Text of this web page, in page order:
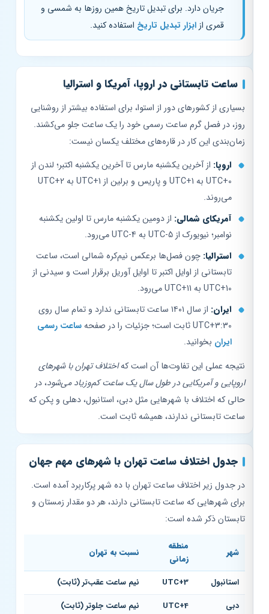
جریان دارد. برای تبدیل تاریخ همین روزها به شمسی و
قمری ازابزار تبدیل تاریخاستفاده کنید.
ساعت تابستانی در اروپا، آمریکا و استرالیا
بسیاری از کشورهای دور از استوا، برای استفاده بیشتر از روشنایی
روز، در فصل گرم ساعت رسمی خود را یک ساعت جلو می‌کشند.
زمان‌بندی این کار در قاره‌های مختلف یکسان نیست:
اروپا:از آخرین یکشنبه مارس تا آخرین یکشنبه اکتبر؛ لندن از
UTC+0 به UTC+1 و پاریس و برلین از UTC+1 به UTC+2
می‌روند.
آمریکای شمالی:از دومین یکشنبه مارس تا اولین یکشنبه
نوامبر؛ نیویورک از UTC-5 به UTC-4 می‌رود.
استرالیا:چون فصل‌ها برعکس نیم‌کره شمالی است، ساعت
تابستانی از اوایل اکتبر تا اوایل آوریل برقرار است و سیدنی از
UTC+10 به UTC+11 می‌رود.
ایران:
از سال ۱۴۰۱ ساعت تابستانی ندارد و تمام سال روی
UTC+3:30 ثابت است؛ جزئیات را در صفحه
ساعت رسمی
ایرانبخوانید.
نتیجه عملی این تفاوت‌ها آن است کهاختلاف تهران با شهرهای
اروپایی و آمریکایی در طول سال یک ساعت کم‌وزیاد می‌شود، در
حالی که اختلاف با شهرهایی مثل دبی، استانبول، دهلی و پکن که
ساعت تابستانی ندارند، همیشه ثابت است.
جدول اختلاف ساعت تهران با شهرهای مهم جهان
در جدول زیر اختلاف ساعت تهران با ده شهر پرکاربرد آمده است.
برای شهرهایی که ساعت تابستانی دارند، هر دو مقدار زمستان و
تابستان ذکر شده است:
منطقه
زمانی
نسبت به تهران
استانبول UTC+3
نیم ساعت عقب‌تر (ثابت)
UTC+4
نیم ساعت جلوتر (ثابت)